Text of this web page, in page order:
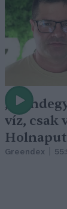
víz, csak
Greendex